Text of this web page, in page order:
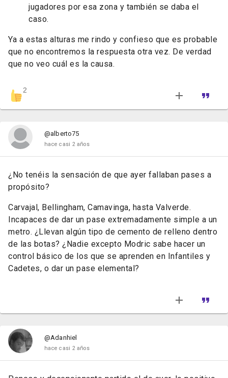
jugadores por esa zona y también se daba el
caso.
Ya a estas alturas me rindo y confieso que es probable
que no encontremos la respuesta otra vez. De verdad
que no veo cuál es la causa.
2
@alberto75
hace casi 2 años
¿No tenéis la sensación de que ayer fallaban pases a
propósito?
Carvajal, Bellingham, Camavinga, hasta Valverde.
Incapaces de dar un pase extremadamente simple a un
metro. ¿Llevan algún tipo de cemento de relleno dentro
de las botas? ¿Nadie excepto Modric sabe hacer un
control básico de los que se aprenden en Infantiles y
Cadetes, o dar un pase elemental?
@Adanhiel
hace casi 2 años